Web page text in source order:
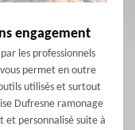
engagement
les professionnels
permet en outre
utilisés et surtout
Dufresne ramonage
et personnalisé suite à